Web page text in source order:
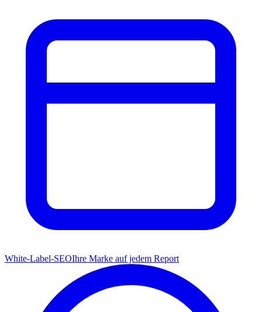
White-Label-SEOIhre Marke auf jedem Report